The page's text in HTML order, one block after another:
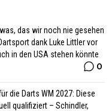
das wir noch nie gesehen
dank Luke Littler vor
in den USA stehen könnte
0
die Darts WM 2027: Diese
qualifiziert – Schindler,